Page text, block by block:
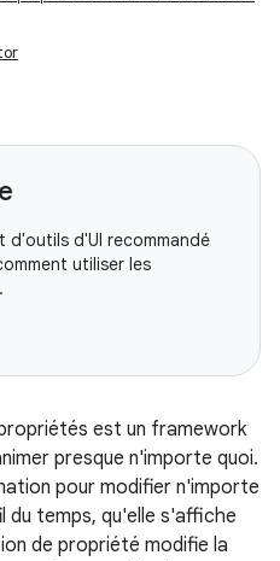
d'outils d'UI recommandé
utiliser les
est un framework
presque n'importe quoi.
pour modifier n'importe
du temps, qu'elle s'affiche
de propriété modifie la